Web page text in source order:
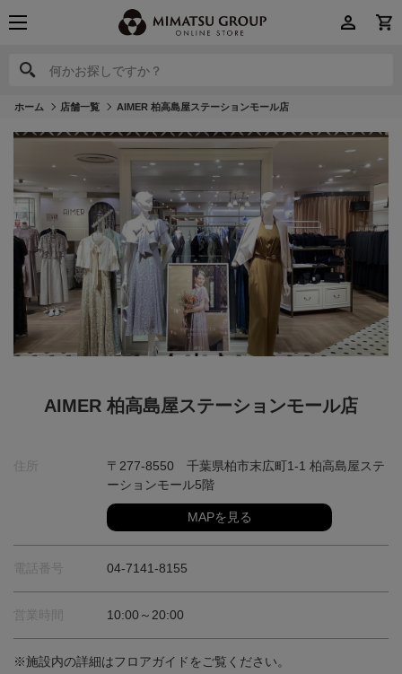
何かお探しですか？
何かお探しですか？
ホーム 店舗一覧 AIMER 柏高島屋ステーションモール店
AIMER 柏高島屋ステーションモール店
住所
〒277-8550 千葉県柏市末広町1-1 柏高島屋ステ
ーションモール5階
MAPを見る
電話番号 04-7141-8155
営業時間 10:00～20:00
※施設内の詳細はフロアガイドをご覧ください。